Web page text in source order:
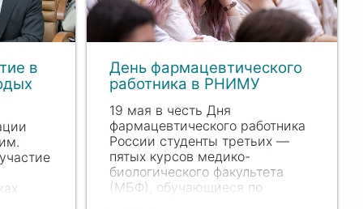
в
День фармацевтического
работника в РНИМУ
19 мая в честь Дня
фармацевтического работника
России студенты третьих —
пятых курсов медико-
биологического факультета
(МБФ), обучающиеся по